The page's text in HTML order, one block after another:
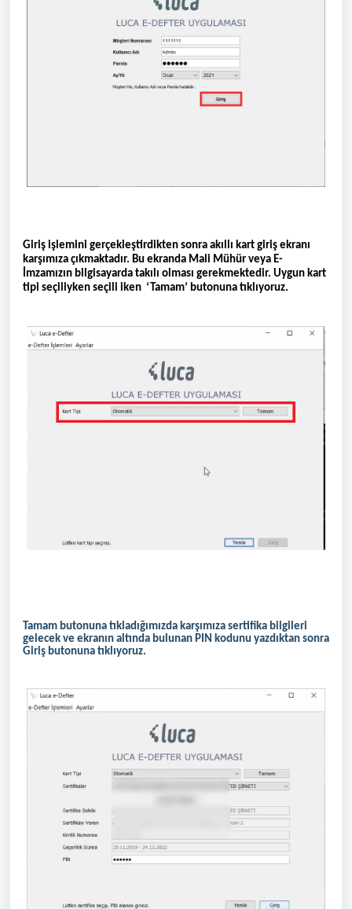
Giriş işlemini gerçekleştirdikten sonra akıllı kart giriş ekranı
karşımıza çıkmaktadır. Bu ekranda Mali Mühür veya E-
İmzamızın bilgisayarda takılı olması gerekmektedir. Uygun kart
tipi seçiliyken seçili iken ‘Tamam’ butonuna tıklıyoruz.
Tamam butonuna tıkladığımızda karşımıza sertifika bilgileri
gelecek ve ekranın altında bulunan PIN kodunu yazdıktan sonra
Giriş butonuna tıklıyoruz.